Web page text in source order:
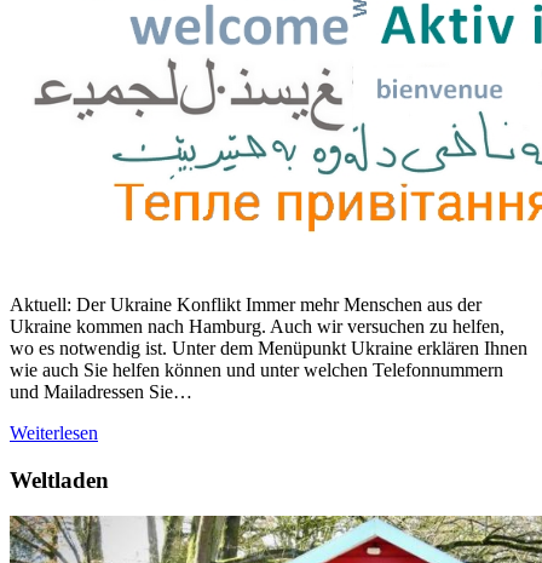
Aktuell: Der Ukraine Konflikt Immer mehr Menschen aus der
Ukraine kommen nach Hamburg. Auch wir versuchen zu helfen,
wo es notwendig ist. Unter dem Menüpunkt Ukraine erklären Ihnen
wie auch Sie helfen können und unter welchen Telefonnummern
und Mailadressen Sie…
Weiterlesen
Weltladen